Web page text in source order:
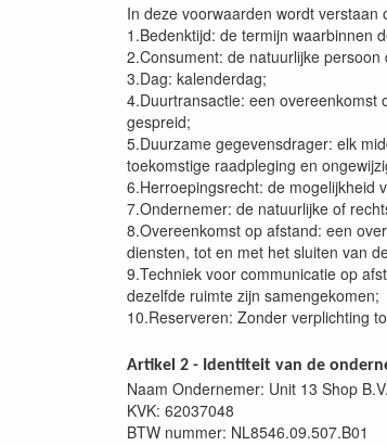
In deze voorwaarden wordt verstaan
1.Bedenktijd: de termijn waarbinnen
2.Consument: de natuurlijke
3.Dag: kalenderdag;
4.Duurtransactie: een overeenkomst
gespreid;
5.Duurzame gegevensdrager: elk
toekomstige raadpleging en
6.Herroepingsrecht: de mogelijkheid
7.Ondernemer: de natuurlijke of
8.Overeenkomst op afstand: een
diensten, tot en met het sluiten van
9.Techniek voor communicatie op
dezelfde ruimte zijn samengekomen;
10.Reserveren: Zonder verplichting
Artikel 2 - Identiteit van de
Naam Ondernemer: Unit 13 Shop
KVK: 62037048
BTW nummer: NL8546.09.507.B01